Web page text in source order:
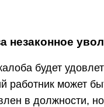
незаконное
будет
работник может
в должности,